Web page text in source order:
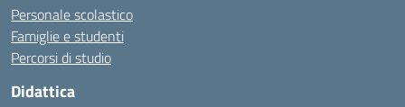
Personale scolastico
Famiglie e studenti
Percorsi di studio
Didattica